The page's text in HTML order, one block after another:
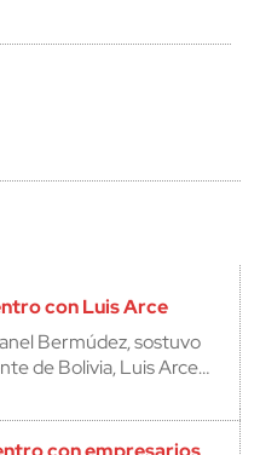
con Luis Arce
Bermúdez, sostuvo
de Bolivia, Luis Arce…